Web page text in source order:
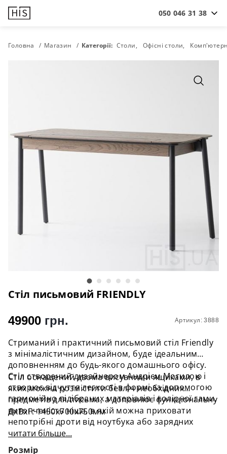
050 046 31 38
Головна Магазин Категорії: Столи Офісні столи
Стіл письмовий FRIENDLY
Артикул: 3888
49900 грн.
Стриманий і практичний письмовий стіл Friendly
з мінімалістичним дизайном, буде ідеальним
доповненням до будь-якого домашнього офісу.
Стіл створений дизайнером Андрієм Могилою і
створює відчуття легкості в формі за допомогою
гармонійно підібраних матеріалів і колірної гами.
Стіл оснащений двома висувними ящиками, в
яких можна розмістити безліч необхідних
предметів для письма, а доповнює функціональну
витонченість ніша, в якій можна приховати
непотрібні дроти від ноутбука або зарядних
пристроїв.
ДхВхГ: 1450х700х750мм
читати більше...
Розмір